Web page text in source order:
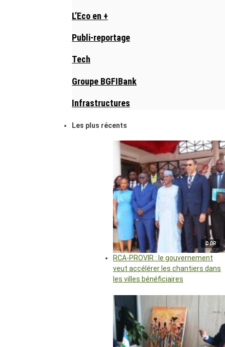
L’Eco en +
Publi-reportage
Tech
Groupe BGFIBank
Infrastructures
Les plus récents
© DR
RCA-PROVIR : le gouvernement
veut accélérer les chantiers dans
les villes bénéficiaires